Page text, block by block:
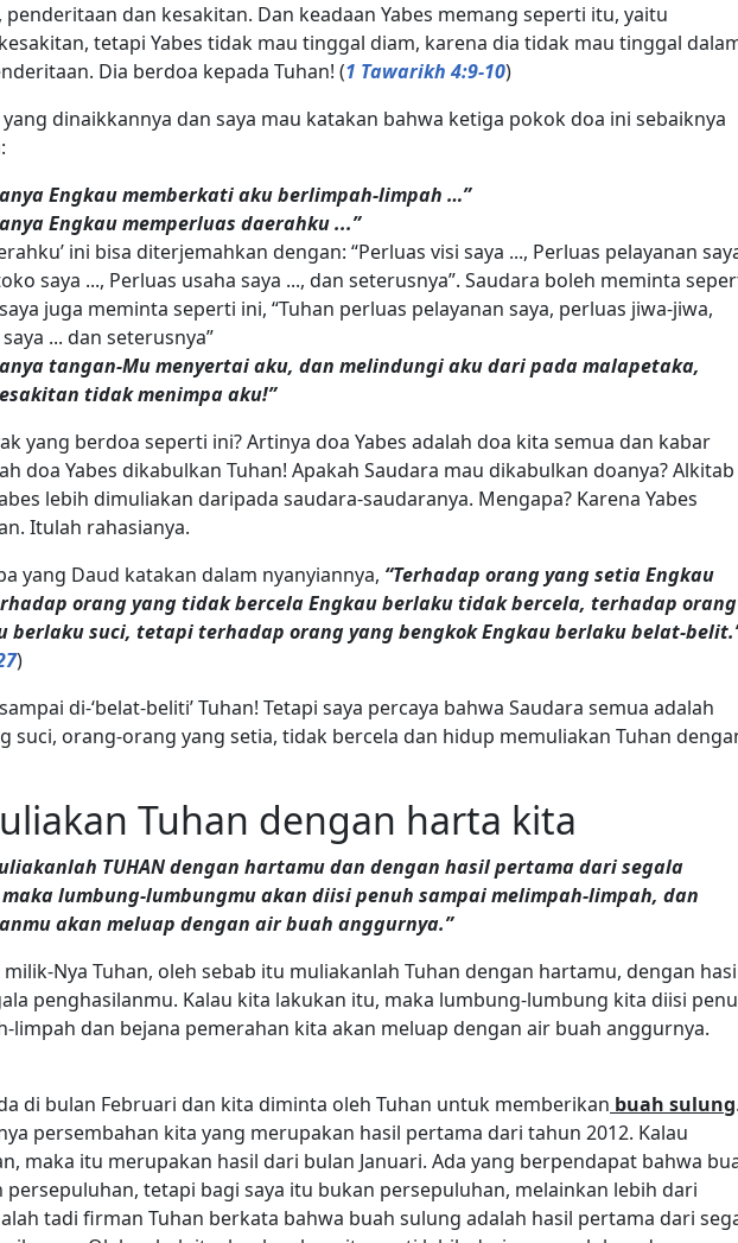
dan kesakitan. Dan keadaan Yabes memang seperti itu, yaitu
tetapi Yabes tidak mau tinggal diam, karena dia tidak mau tinggal
Dia berdoa kepada Tuhan! (1 Tawarikh 4:9-10)
dinaikkannya dan saya mau katakan bahwa ketiga pokok doa ini sebaiknya
Engkau memberkati aku berlimpah-limpah …”
Engkau memperluas daerahku ...”
ini bisa diterjemahkan dengan: “Perluas visi saya ..., Perluas pelayanan
saya ..., Perluas usaha saya ..., dan seterusnya”. Saudara boleh meminta
juga meminta seperti ini, “Tuhan perluas pelayanan saya, perluas jiwa-jiwa,
... dan seterusnya”
tangan-Mu menyertai aku, dan melindungi aku dari pada malapetaka,
tidak menimpa aku!”
yang berdoa seperti ini? Artinya doa Yabes adalah doa kita semua dan kabar
doa Yabes dikabulkan Tuhan! Apakah Saudara mau dikabulkan doanya? Alkitab
lebih dimuliakan daripada saudara-saudaranya. Mengapa? Karena Yabes
Itulah rahasianya.
yang Daud katakan dalam nyanyiannya, “Terhadap orang yang setia Engkau
orang yang tidak bercela Engkau berlaku tidak bercela, terhadap orang
berlaku suci, tetapi terhadap orang yang bengkok Engkau berlaku belat-
)
di-‘belat-beliti’ Tuhan! Tetapi saya percaya bahwa Saudara semua adalah
suci, orang-orang yang setia, tidak bercela dan hidup memuliakan Tuhan
Tuhan dengan harta kita
TUHAN dengan hartamu dan dengan hasil pertama dari segala
lumbung-lumbungmu akan diisi penuh sampai melimpah-limpah, dan
akan meluap dengan air buah anggurnya.”
Nya Tuhan, oleh sebab itu muliakanlah Tuhan dengan hartamu, dengan
penghasilanmu. Kalau kita lakukan itu, maka lumbung-lumbung kita diisi
limpah dan bejana pemerahan kita akan meluap dengan air buah anggurnya.
di bulan Februari dan kita diminta oleh Tuhan untuk memberikan buah sulung
persembahan kita yang merupakan hasil pertama dari tahun 2012. Kalau
maka itu merupakan hasil dari bulan Januari. Ada yang berpendapat bahwa
persepuluhan, tetapi bagi saya itu bukan persepuluhan, melainkan lebih dari
tadi firman Tuhan berkata bahwa buah sulung adalah hasil pertama dari